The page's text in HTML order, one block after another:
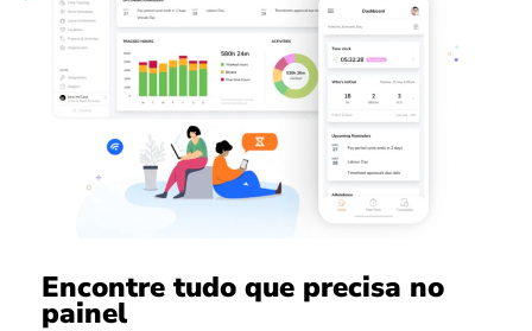
Encontre tudo que precisa no
painel